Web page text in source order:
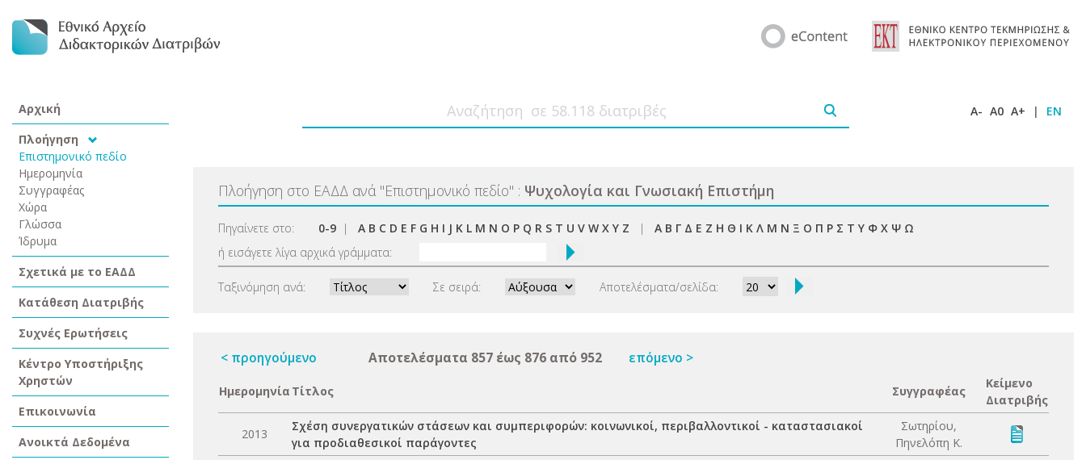
Αρχική
Πλοήγηση
Επιστημονικό πεδίο
Ημερομηνία
Συγγραφέας
Χώρα
Γλώσσα
Ίδρυμα
Σχετικά με το ΕΑΔΔ
Κατάθεση Διατριβής
Συχνές Ερωτήσεις
Κέντρο Υποστήριξης
Χρηστών
Επικοινωνία
Ανοικτά Δεδομένα
A- A0 A+ | EN
Πλοήγηση στο ΕΑΔΔ ανά "Επιστημονικό πεδίο" : Ψυχολογία και Γνωσιακή Επιστήμη
Πηγαίνετε στο: 0-9 | A B C D E F G H I J K L M N O P Q R S T U V W X Y Z | Α Β Γ Δ Ε Ζ Η Θ Ι Κ Λ Μ Ν Ξ Ο Π Ρ Σ Τ Υ Φ Χ Ψ Ω
ή εισάγετε λίγα αρχικά γράμματα:
Ταξινόμηση ανά: Σε σειρά: Αποτελέσματα/σελίδα:
< προηγούμενο Αποτελέσματα 857 έως 876 από 952 επόμενο >
Ημερομηνία Τίτλος Συγγραφέας
Κείμενο
Διατριβής
2013
Σχέση συνεργατικών στάσεων και συμπεριφορών: κοινωνικοί, περιβαλλοντικοί - καταστασιακοί
για προδιαθεσικοί παράγοντες
Σωτηρίου,
Πηνελόπη Κ.